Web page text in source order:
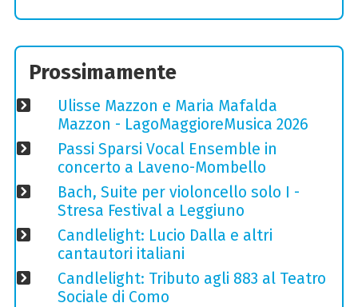
Prossimamente
Ulisse Mazzon e Maria Mafalda
Mazzon - LagoMaggioreMusica 2026
Passi Sparsi Vocal Ensemble in
concerto a Laveno-Mombello
Bach, Suite per violoncello solo I -
Stresa Festival a Leggiuno
Candlelight: Lucio Dalla e altri
cantautori italiani
Candlelight: Tributo agli 883 al Teatro
Sociale di Como